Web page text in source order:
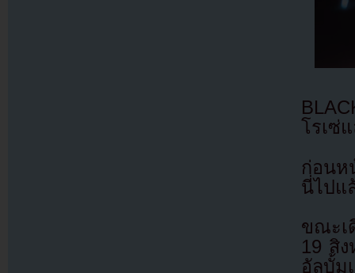
โรเซ่
ก่อนห
นี่ไปแ
ขณะเ
19 สิ
อัลบั้ม